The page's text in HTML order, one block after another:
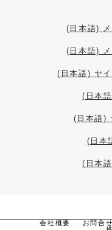
(日本語)
(日本語)
(日本語) ヤイ
(日本
(日本語)
(日本
(日本
会社概要 お問合せ